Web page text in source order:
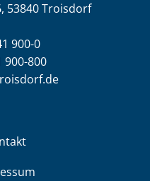
53840 Troisdorf
900-0
900-800